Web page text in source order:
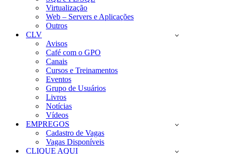
Virtualização
Web – Servers e Aplicações
Outros
CLV
Avisos
Café com o GPO
Canais
Cursos e Treinamentos
Eventos
Grupo de Usuários
Livros
Notícias
Vídeos
EMPREGOS
Cadastro de Vagas
Vagas Disponíveis
CLIQUE AQUI